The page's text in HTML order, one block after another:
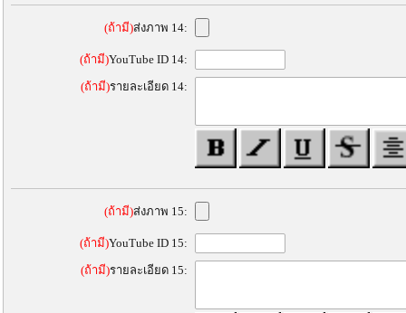
(ถ้ามี)ส่งภาพ 14:
(ถ้ามี)YouTube ID 14:
(ถ้ามี)รายละเอียด 14:
(ถ้ามี)ส่งภาพ 15:
(ถ้ามี)YouTube ID 15:
(ถ้ามี)รายละเอียด 15: